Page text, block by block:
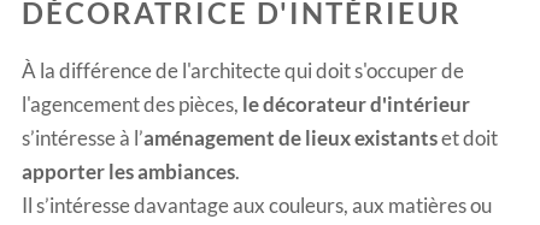
DÉCORATRICE D'INTÉRIEUR
À la différence de l'architecte qui doit s'occuper de
l'agencement des pièces, le décorateur d'intérieur
s’intéresse à l’aménagement de lieux existantset doit
apporter les ambiances.
Il s’intéresse davantage aux couleurs, aux matières ou